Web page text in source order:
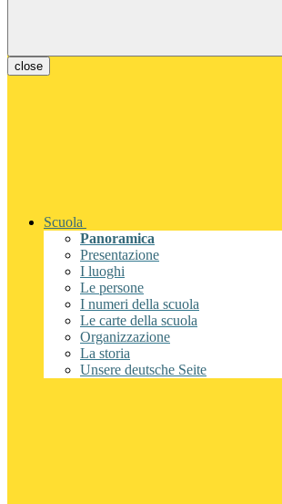
close
Scuola
Panoramica
Presentazione
I luoghi
Le persone
I numeri della scuola
Le carte della scuola
Organizzazione
La storia
Unsere deutsche Seite